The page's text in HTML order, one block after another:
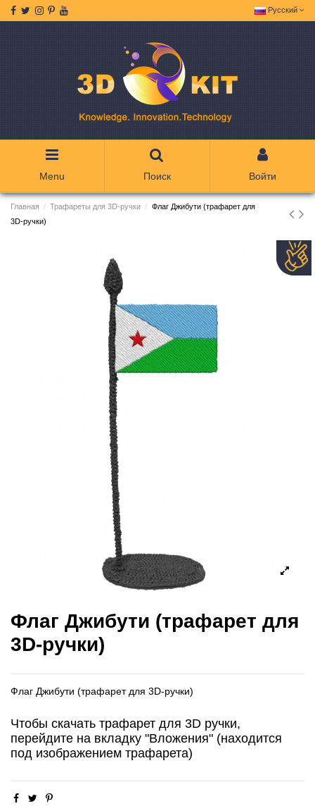
Русский
Menu Поиск Войти
Главная Трафареты для 3D-ручки
Флаг Джибути (трафарет для
3D-ручки)
Флаг Джибути (трафарет для
3D-ручки)
Флаг Джибути (трафарет для 3D-ручки)
Чтобы скачать трафарет для 3D ручки,
перейдите на вкладку "Вложения" (находится
под изображением трафарета)